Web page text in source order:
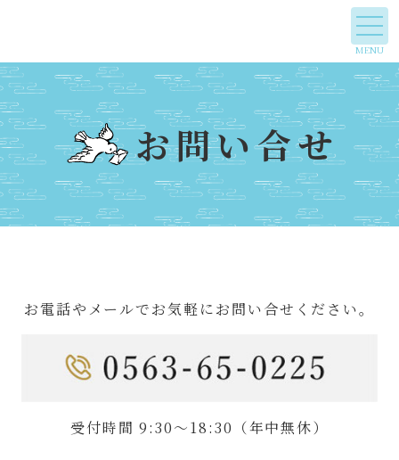
お問い合せ
お電話やメールでお気軽にお問い合せください。
受付時間 9:30〜18:30（年中無休）